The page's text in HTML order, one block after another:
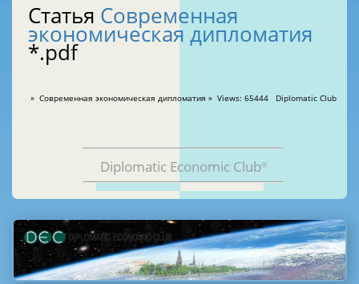
Статья Современная
экономическая дипломатия
*.pdf
» Современная экономическая дипломатия » Views: 65444 Diplomatic Club
Diplomatic Economic Club®